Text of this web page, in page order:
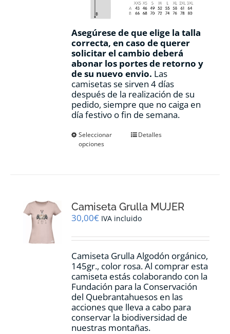
Asegúrese de que elige la talla
correcta, en caso de querer
solicitar el cambio deberá
abonar los portes de retorno y
de su nuevo envio. Las
camisetas se sirven 4 días
después de la realización de su
pedido, siempre que no caiga en
día festivo o fin de semana.
Seleccionar
opciones
Este
se
pueden
en
página
de
producto
Detalles
Camiseta Grulla MUJER
30,00€ IVA incluido
Camiseta Grulla Algodón orgánico,
145gr., color rosa. Al comprar esta
camiseta estás colaborando con la
Fundación para la Conservación
del Quebrantahuesos en las
acciones que lleva a cabo para
conservar la biodiversidad de
nuestras montañas.